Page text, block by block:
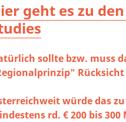
geht es zu den
sollte bzw. muss
würde das
rd. € 200 bis